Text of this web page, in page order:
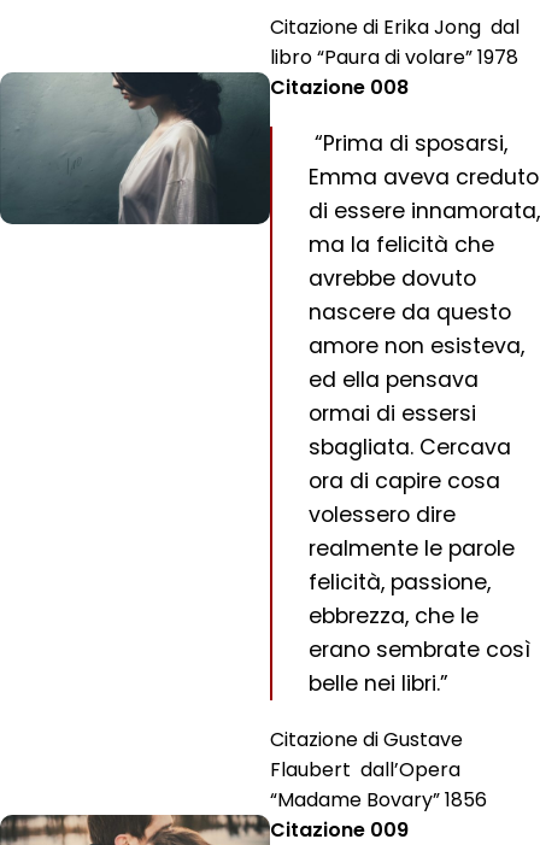
Citazione di Erika Jong dal
libro “Paura di volare” 1978
Citazione 008
“Prima di sposarsi,
Emma aveva creduto
di essere innamorata,
ma la felicità che
avrebbe dovuto
nascere da questo
amore non esisteva,
ed ella pensava
ormai di essersi
sbagliata. Cercava
ora di capire cosa
volessero dire
realmente le parole
felicità, passione,
ebbrezza, che le
erano sembrate così
belle nei libri.”
Citazione di Gustave
Flaubert dall’Opera
“Madame Bovary” 1856
Citazione 009